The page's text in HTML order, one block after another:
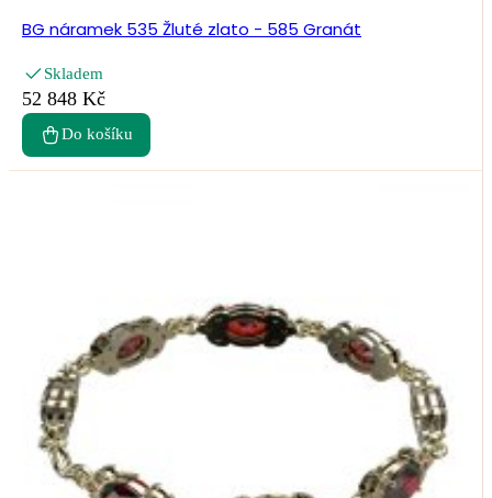
BG náramek 535 Žluté zlato - 585 Granát
Skladem
52 848 Kč
Do košíku